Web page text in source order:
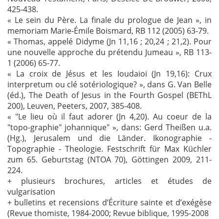
425-438.
« Le sein du Père. La finale du prologue de Jean », in
memoriam Marie-Émile Boismard, RB 112 (2005) 63-79.
« Thomas, appelé Didyme (Jn 11,16 ; 20,24 ; 21,2). Pour
une nouvelle approche du prétendu Jumeau », RB 113-
1 (2006) 65-77.
« La croix de Jésus et les Ioudaioi (Jn 19,16): Crux
interpretum ou clé sotériologique? », dans G. Van Belle
(éd.), The Death of Jesus in the Fourth Gospel (BEThL
200), Leuven, Peeters, 2007, 385-408.
« "Le lieu où il faut adorer (Jn 4,20). Au coeur de la
"topo-graphie" johannique" », dans: Gerd Theißen u.a.
(Hg.), Jerusalem und die Länder. Ikonographie -
Topographie - Theologie. Festschrift für Max Küchler
zum 65. Geburtstag (NTOA 70), Göttingen 2009, 211-
224.
+ plusieurs brochures, articles et études de
vulgarisation
+ bulletins et recensions d’Écriture sainte et d’exégèse
(Revue thomiste, 1984-2000; Revue biblique, 1995-2008